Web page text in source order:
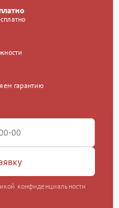
гарантию
конфиденциальности